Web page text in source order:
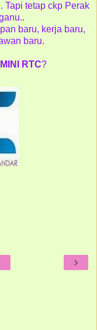
Tapi tetap ckp Perak
baru, kerja baru,
baru.
MINI RTC?
›